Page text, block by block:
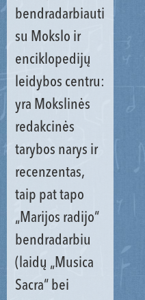
bendradarbiauti
su Mokslo ir
enciklopedijų
leidybos centru:
yra Mokslinės
redakcinės
tarybos narys ir
recenzentas,
taip pat tapo
„Marijos radijo“
bendradarbiu
(laidų „Musica
Sacra“ bei